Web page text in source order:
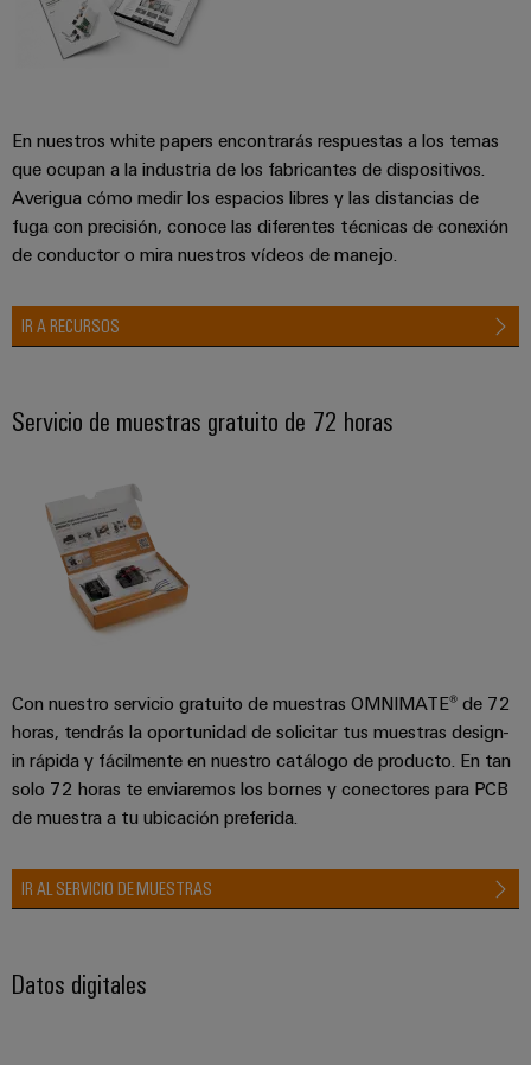
En nuestros white papers encontrarás respuestas a los temas
que ocupan a la industria de los fabricantes de dispositivos.
Averigua cómo medir los espacios libres y las distancias de
fuga con precisión, conoce las diferentes técnicas de conexión
de conductor o mira nuestros vídeos de manejo.
IR A RECURSOS
Servicio de muestras gratuito de 72 horas
Con nuestro servicio gratuito de muestras OMNIMATE® de 72
horas, tendrás la oportunidad de solicitar tus muestras design-
in rápida y fácilmente en nuestro catálogo de producto. En tan
solo 72 horas te enviaremos los bornes y conectores para PCB
de muestra a tu ubicación preferida.
IR AL SERVICIO DE MUESTRAS
Datos digitales